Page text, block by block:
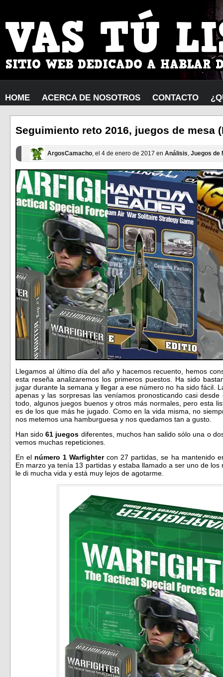
HOME ACERCA DE NOSOTROS CONTACTO
Seguimiento reto 2016, juegos de mesa
ArgosCamacho, el 4 de enero de 2017 en Análisis, Juegos de
Llegamos al último día del año y hacemos recuento, hemos
esta reseña analizaremos los primeros puestos. Ha sido
jugar durante la semana y llegar a ese número no ha sido fácil.
apenas y las sorpresas las veníamos pronosticando casi
todo, algunos juegos buenos y otros más normales, pero esta
es de los que más he jugado. Como en la vida misma, no
nos metemos una hamburguesa y nos quedamos tan a gusto.
Han sido61 juegos diferentes, muchos han salido sólo una o
vemos muchas repeticiones.
En el número 1 Warfightercon 27 partidas, se ha mantenido
En marzo ya tenía 13 partidas y estaba llamado a ser uno de
le di mucha vida y está muy lejos de agotarme.